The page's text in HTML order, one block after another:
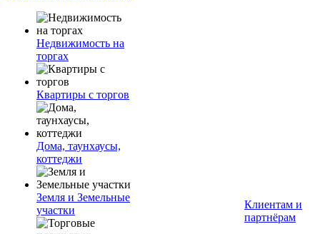
Недвижимость на
торгах
Квартиры с торгов
Дома, таунхаусы,
коттеджи
Земля и Земельные
участки
Клиентам и
партнёрам